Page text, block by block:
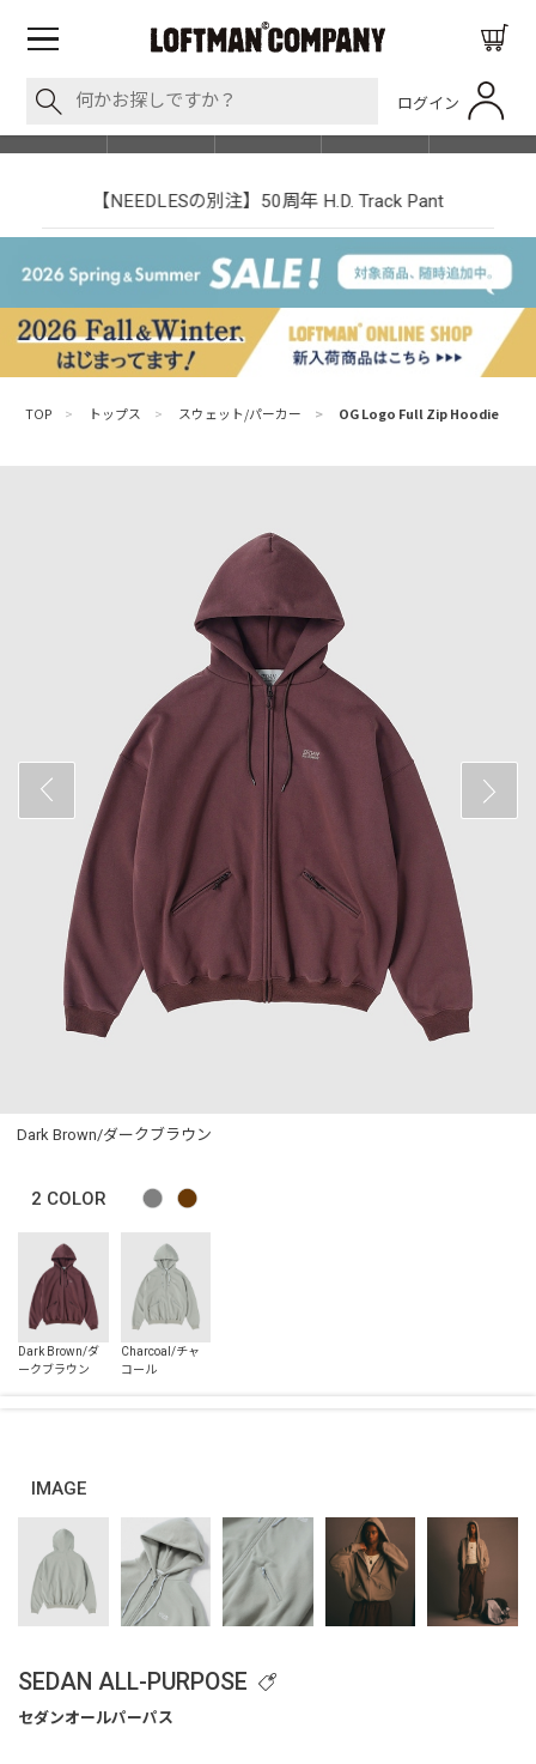
ログイン
SHOP LIST
【NEEDLESの別注】50周年 H.D. Track Pant
TOP > トップス > スウェット/パーカー > OG Logo Full Zip Hoodie
Dark Brown/ダークブラウン
2 COLOR
IMAGE
SEDAN ALL-PURPOSE